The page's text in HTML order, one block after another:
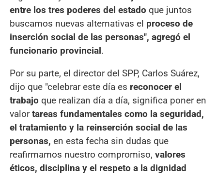
entre los tres poderes del estado que juntos
buscamos nuevas alternativas el proceso de
inserción social de las personas", agregó el
funcionario provincial.
Por su parte, el director del SPP, Carlos Suárez,
dijo que "celebrar este día es reconocer el
trabajo que realizan día a día, significa poner en
valortareas fundamentales como la seguridad,
el tratamiento y la reinserción social de las
personas, en esta fecha sin dudas que
reafirmamos nuestro compromiso, valores
éticos, disciplina y el respeto a la dignidad